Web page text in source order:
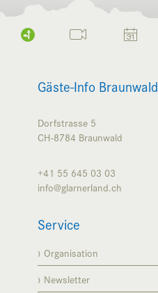
Gäste-Info Braunwald
Dorfstrasse 5
CH-8784 Braunwald
+41 55 645 03 03
info@glarnerland.ch
Service
Organisation
Newsletter